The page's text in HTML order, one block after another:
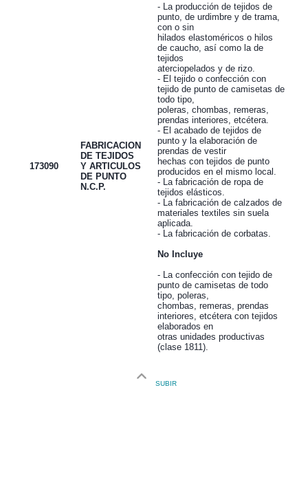
173090
FABRICACION
DE TEJIDOS
Y ARTICULOS
DE PUNTO
N.C.P.
- La producción de tejidos de
punto, de urdimbre y de trama,
con o sin
hilados elastoméricos o hilos
de caucho, así como la de
tejidos
aterciopelados y de rizo.
- El tejido o confección con
tejido de punto de camisetas de
todo tipo,
poleras, chombas, remeras,
prendas interiores, etcétera.
- El acabado de tejidos de
punto y la elaboración de
prendas de vestir
hechas con tejidos de punto
producidos en el mismo local.
- La fabricación de ropa de
tejidos elásticos.
- La fabricación de calzados de
materiales textiles sin suela
aplicada.
- La fabricación de corbatas.
No Incluye
- La confección con tejido de
punto de camisetas de todo
tipo, poleras,
chombas, remeras, prendas
interiores, etcétera con tejidos
elaborados en
otras unidades productivas
(clase 1811).
SUBIR